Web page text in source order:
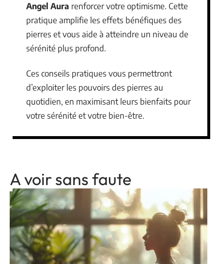
Angel Aura renforcer votre optimisme. Cette
pratique amplifie les effets bénéfiques des
pierres et vous aide à atteindre un niveau de
sérénité plus profond.
Ces conseils pratiques vous permettront
d’exploiter les pouvoirs des pierres au
quotidien, en maximisant leurs bienfaits pour
votre sérénité et votre bien-être.
A voir sans faute